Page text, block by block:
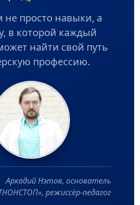
просто навыки, а
в которой каждый
найти свой путь
профессию.
Аркадий Нэтов, основатель
режиссёр-педагог